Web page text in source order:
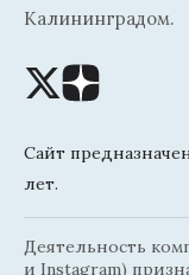
Калининградом.
Сайт
лет.
Деятельность
и Instagram)